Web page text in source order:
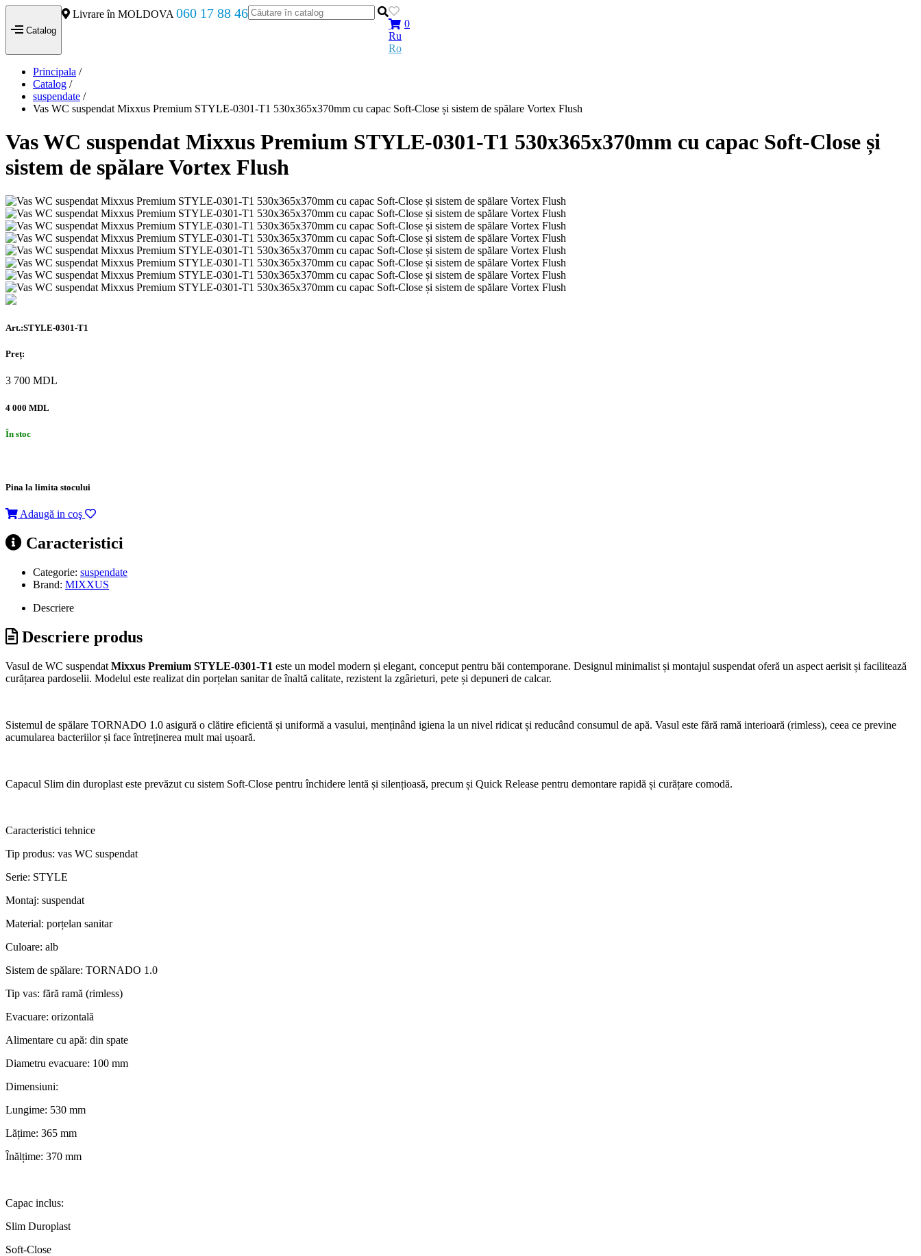
Catalog
Livrare în MOLDOVA 060 17 88 46
0
Ru
Ro
Principala /
Catalog /
suspendate /
Vas WC suspendat Mixxus Premium STYLE-0301-T1 530х365х370mm cu capac Soft-Close și sistem de spălare Vortex Flush
Vas WC suspendat Mixxus Premium STYLE-0301-T1 530х365х370mm cu capac Soft-Close și
sistem de spălare Vortex Flush
Art.:STYLE-0301-T1
Preț:
3 700 MDL
4 000 MDL
În stoc
Pina la limita stocului
Adaugă in coş
Caracteristici
Categorie: suspendate
Brand: MIXXUS
Descriere
Descriere produs
Vasul de WC suspendat Mixxus Premium STYLE-0301-T1 este un model modern și elegant, conceput pentru băi contemporane. Designul minimalist și montajul suspendat oferă un aspect aerisit și facilitează
curățarea pardoselii. Modelul este realizat din porțelan sanitar de înaltă calitate, rezistent la zgârieturi, pete și depuneri de calcar.
Sistemul de spălare TORNADO 1.0 asigură o clătire eficientă și uniformă a vasului, menținând igiena la un nivel ridicat și reducând consumul de apă. Vasul este fără ramă interioară (rimless), ceea ce previne
acumularea bacteriilor și face întreținerea mult mai ușoară.
Capacul Slim din duroplast este prevăzut cu sistem Soft-Close pentru închidere lentă și silențioasă, precum și Quick Release pentru demontare rapidă și curățare comodă.
Caracteristici tehnice
Tip produs: vas WC suspendat
Serie: STYLE
Montaj: suspendat
Material: porțelan sanitar
Culoare: alb
Sistem de spălare: TORNADO 1.0
Tip vas: fără ramă (rimless)
Evacuare: orizontală
Alimentare cu apă: din spate
Diametru evacuare: 100 mm
Dimensiuni:
Lungime: 530 mm
Lățime: 365 mm
Înălțime: 370 mm
Capac inclus:
Slim Duroplast
Soft-Close